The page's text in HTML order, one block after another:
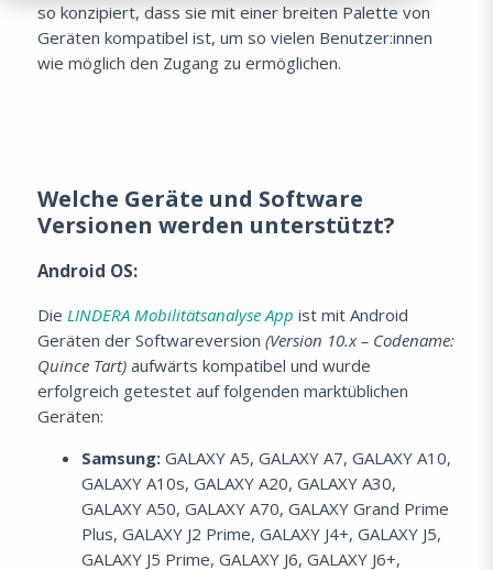
so konzipiert, dass sie mit einer breiten Palette von
Geräten kompatibel ist, um so vielen Benutzer:innen
wie möglich den Zugang zu ermöglichen.
Welche Geräte und Software
Versionen werden unterstützt?
Android OS:
Die LINDERA Mobilitätsanalyse App ist mit Android
Geräten der Softwareversion (Version 10.x – Codename:
Quince Tart) aufwärts kompatibel und wurde
erfolgreich getestet auf folgenden marktüblichen
Geräten:
Samsung: GALAXY A5, GALAXY A7, GALAXY A10,
GALAXY A10s, GALAXY A20, GALAXY A30,
GALAXY A50, GALAXY A70, GALAXY Grand Prime
Plus, GALAXY J2 Prime, GALAXY J4+, GALAXY J5,
GALAXY J5 Prime, GALAXY J6, GALAXY J6+,